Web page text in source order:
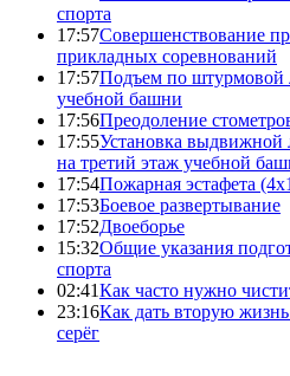
спорта
17:57Совершенствование
прикладных соревнований
17:57Подъем по штурмовой
учебной башни
17:56Преодоление
17:55Установка выдвижной
на третий этаж учебной
17:54Пожарная эстафета
17:53Боевое развертывание
17:52Двоеборье
15:32Общие указания
спорта
02:41Как часто нужно
23:16Как дать вторую
серёг